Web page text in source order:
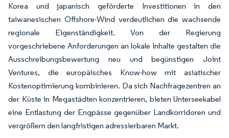
Korea und japanisch geförderte Investitionen in den
taiwanesischen Offshore-Wind verdeutlichen die wachsende
regionale Eigenständigkeit. Von der Regierung
vorgeschriebene Anforderungen an lokale Inhalte gestalten die
Ausschreibungsbewertung neu und begünstigen Joint
Ventures, die europäisches Know-how mit asiatischer
Kostenoptimierung kombinieren. Da sich Nachfragezentren an
der Küste in Megastädten konzentrieren, bieten Unterseekabel
eine Entlastung der Engpässe gegenüber Landkorridoren und
vergrößern den langfristigen adressierbaren Markt.